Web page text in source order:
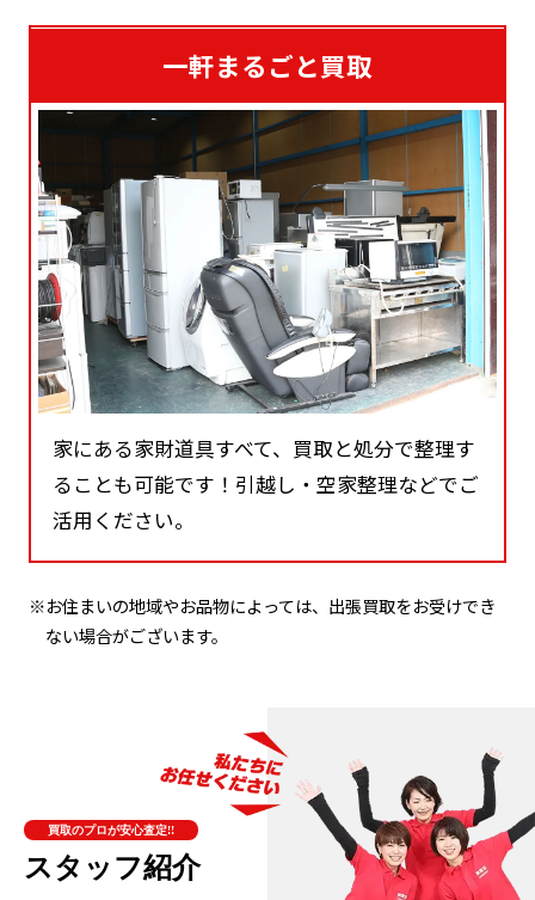
一軒まるごと買取
家にある家財道具すべて、買取と処分で整理す
ることも可能です！引越し・空家整理などでご
活用ください。
※お住まいの地域やお品物によっては、出張買取をお受けでき
ない場合がございます。
買取のプロが安心査定!!
スタッフ紹介